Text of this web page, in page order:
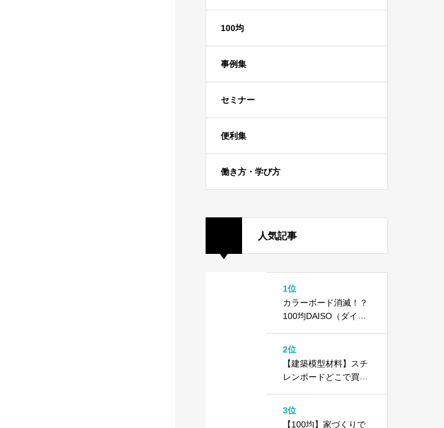
100均
事例集
セミナー
便利集
働き方・学び方
人気記事
1位
カラーボード消滅！？
100均DAISO（ダイソ
2位
【建築模型材料】スチ
レンボードどこで買え
3位
【100均】家づくりで